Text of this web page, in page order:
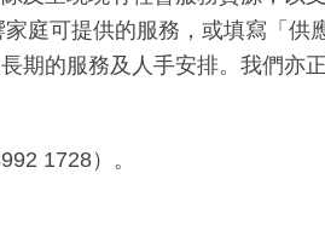
庭可提供的服務，或填寫「供
期的服務及人手安排。我們亦
1728）。